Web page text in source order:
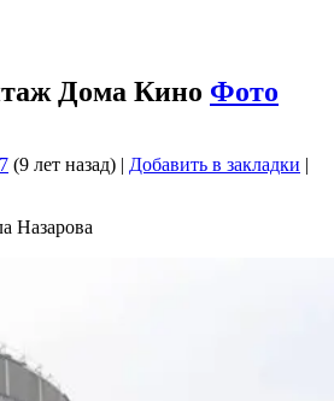
Дома Кино Фото
(9 лет назад) | Добавить в закладки |
Назарова